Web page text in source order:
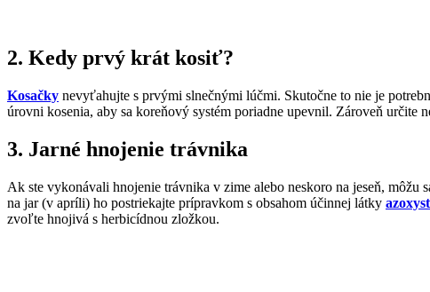
2. Kedy prvý krát kosiť?
Kosačky nevyťahujte s prvými slnečnými lúčmi. Skutočne to nie je
úrovni kosenia, aby sa koreňový systém poriadne upevnil. Zároveň určite
3. Jarné hnojenie trávnika
Ak ste vykonávali hnojenie trávnika v zime alebo neskoro na jeseň,
na jar (v apríli) ho postriekajte prípravkom s obsahom účinnej látky
zvoľte hnojivá s herbicídnou zložkou.